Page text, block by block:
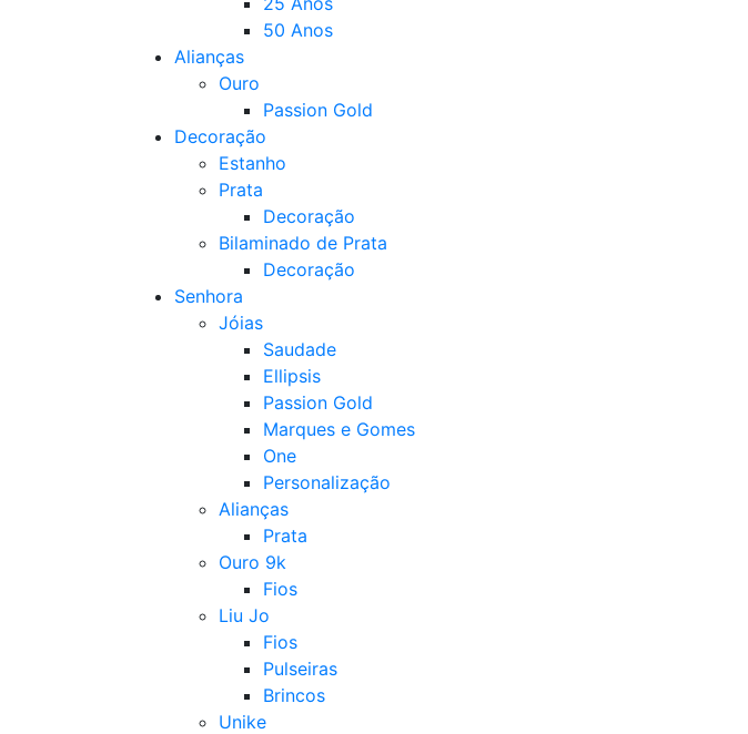
50 Anos
Alianças
Ouro
Passion Gold
Decoração
Estanho
Prata
Decoração
Bilaminado de Prata
Decoração
Senhora
Jóias
Saudade
Ellipsis
Passion Gold
Marques e Gomes
One
Personalização
Alianças
Prata
Ouro 9k
Fios
Liu Jo
Fios
Pulseiras
Brincos
Unike